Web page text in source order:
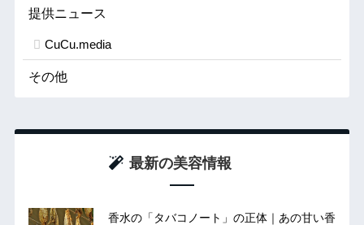
提供ニュース
CuCu.media
その他
最新の美容情報
香水の「タバコノート」の正体｜あの甘い香